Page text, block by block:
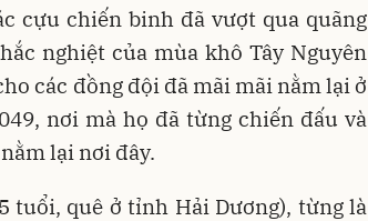
cựu chiến binh đã vượt qua quãng
nghiệt của mùa khô Tây Nguyên
các đồng đội đã mãi mãi nằm lại ở
nơi mà họ đã từng chiến đấu và
lại nơi đây.
tuổi, quê ở tỉnh Hải Dương), từng là